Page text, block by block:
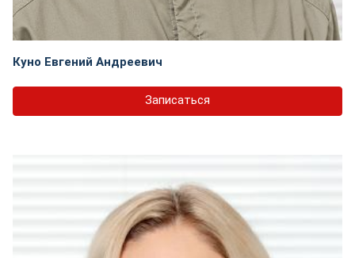
Куно Евгений Андреевич
Записаться